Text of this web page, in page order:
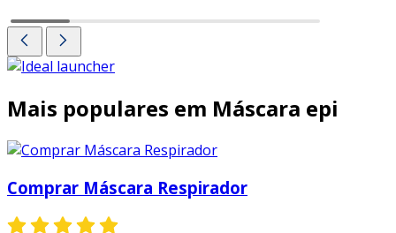
Mais populares em Máscara epi
Comprar Máscara Respirador